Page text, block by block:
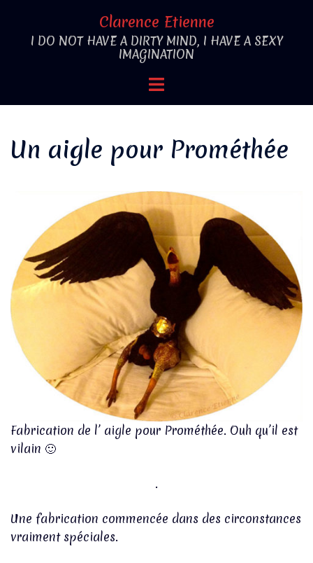
contenu
Clarence Etienne
I DO NOT HAVE A DIRTY MIND, I HAVE A SEXY
IMAGINATION
Ouvrir/fermer
Un aigle pour Prométhée
Fabrication de l’ aigle pour Prométhée. Ouh qu’il est
vilain 🙂
.
Une fabrication commencée dans des circonstances
vraiment spéciales.